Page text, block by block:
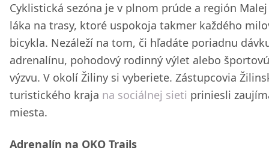
Cyklistická sezóna je v plnom prúde a región
láka na trasy, ktoré uspokoja takmer každého
bicykla. Nezáleží na tom, či hľadáte poriadnu
adrenalínu, pohodový rodinný výlet alebo športovú
výzvu. V okolí Žiliny si vyberiete. Zástupcovia
turistického kraja na sociálnej sieti priniesli
miesta.
Adrenalín na OKO Trails